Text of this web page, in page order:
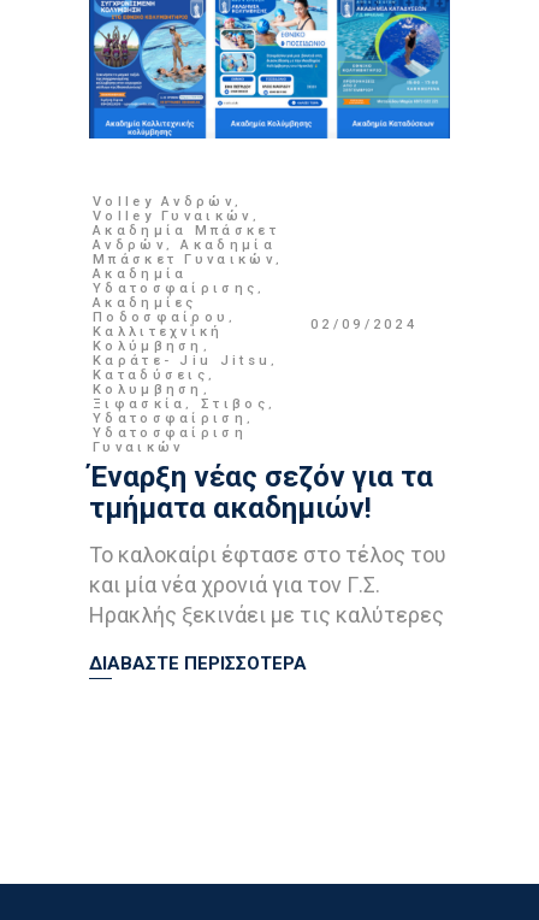
Volley Ανδρών ,
Volley Γυναικών ,
Ακαδημία Μπάσκετ
Ανδρών ,Ακαδημία
Μπάσκετ Γυναικών ,
Ακαδημία
Υδατοσφαίρισης ,
Ακαδημίες
Ποδοσφαίρου ,
Καλλιτεχνική
Κολύμβηση ,
Καράτε- Jiu Jitsu ,
Καταδύσεις ,
Κολυμβηση ,
Ξιφασκία ,Στιβος ,
Υδατοσφαίριση ,
Υδατοσφαίριση
Γυναικών
02/09/2024
Έναρξη νέας σεζόν για τα
τμήματα ακαδημιών!
Το καλοκαίρι έφτασε στο τέλος του
και μία νέα χρονιά για τον Γ.Σ.
Ηρακλής ξεκινάει με τις καλύτερες
ΔΙΑΒΑΣΤΕ ΠΕΡΙΣΣΟΤΕΡΑ